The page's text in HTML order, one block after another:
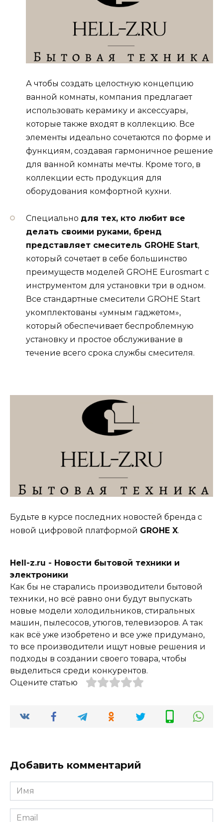
А чтобы создать целостную концепцию
ванной комнаты, компания предлагает
использовать керамику и аксессуары,
которые также входят в коллекцию. Все
элементы идеально сочетаются по форме и
функциям, создавая гармоничное решение
для ванной комнаты мечты. Кроме того, в
коллекции есть продукция для
оборудования комфортной кухни.
Специально для тех, кто любит все
делать своими руками, бренд
представляет смеситель GROHE Start,
который сочетает в себе большинство
преимуществ моделей GROHE Eurosmart с
инструментом для установки три в одном.
Все стандартные смесители GROHE Start
укомплектованы «умным гаджетом»,
который обеспечивает беспроблемную
установку и простое обслуживание в
течение всего срока службы смесителя.
Будьте в курсе последних новостей бренда с
новой цифровой платформой GROHE X.
Hell-z.ru - Новости бытовой техники и
электроники
Как бы не старались производители бытовой
техники, но всё равно они будут выпускать
новые модели холодильников, стиральных
машин, пылесосов, утюгов, телевизоров. А так
как всё уже изобретено и все уже придумано,
то все производители ищут новые решения и
подходы в создании своего товара, чтобы
выделиться среди конкурентов.
Оцените статью
Добавить комментарий
Имя
*
Email